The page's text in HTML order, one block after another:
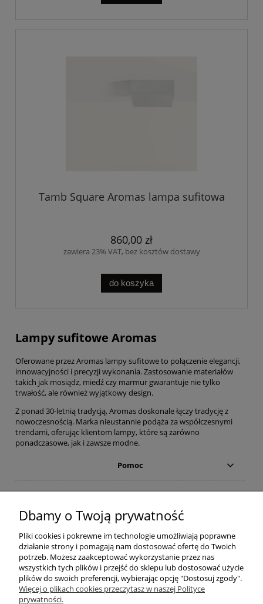
Tamb Square Aromas lampa sufitowa
860,00 zł
zawiera 23% VAT, bez kosztów dostawy
do koszyka
Lampy sufitowe Aromas
Oferowane przez Aromas lampy sufitowe to połączenie elegancji,
innowacyjności i precyzji wykonania. Zastosowanie materiałów
takich jak mosiądz, miedź czy marmur gwarantuje nie tylko
trwałość, ale również wyjątkowy design.
Z ponad 30-letnią tradycją, Aromas doskonale łączy tradycję z
nowoczesnością. Marka nieustannie podąża za współczesnymi
trendami, oferując klientom lampy, które są zarówno
ponadczasowe, jak i zawsze modne.
Pomoc
Moje konto
Płatności i dostawa
Informacje
O nas
Dbamy o Twoją prywatność
Pliki cookies i pokrewne im technologie umożliwiają poprawne
działanie strony i pomagają nam dostosować ofertę do Twoich
potrzeb. Możesz zaakceptować wykorzystanie przez nas
wszystkich tych plików i przejść do sklepu lub dostosować użycie
plików do swoich preferencji, wybierając opcję "Dostosuj zgody".
Więcej o plikach cookies przeczytasz w naszej Polityce
prywatności.